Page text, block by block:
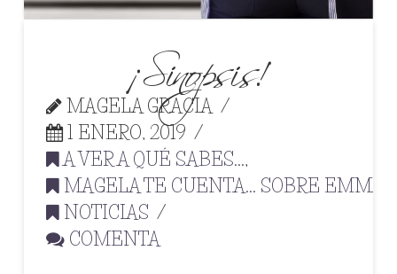
¡Sinopsis!
MAGELA GRACIA
1 ENERO, 2019
A VER A QUÉ SABES...,
MAGELA TE CUENTA... SOBRE EMMA
NOTICIAS
COMENTA